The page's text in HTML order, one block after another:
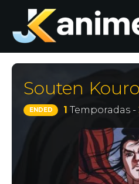
Souten Kouro
ENDED 1 Temporadas -